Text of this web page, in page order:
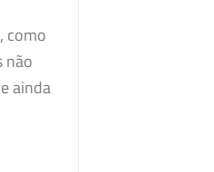
como
não
ainda